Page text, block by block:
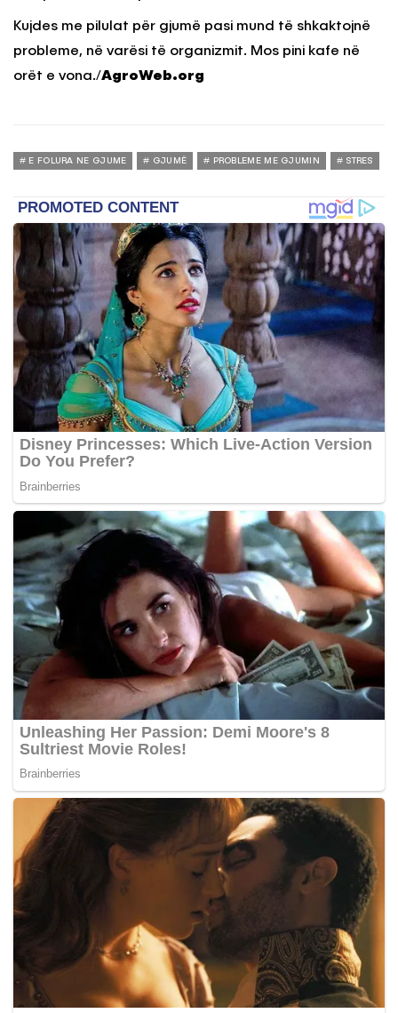
Kujdes me pilulat për gjumë pasi mund të shkaktojnë
probleme, në varësi të organizmit. Mos pini kafe në
orët e vona./AgroWeb.org
E FOLURA NE GJUME GJUMË PROBLEME ME GJUMIN STRES